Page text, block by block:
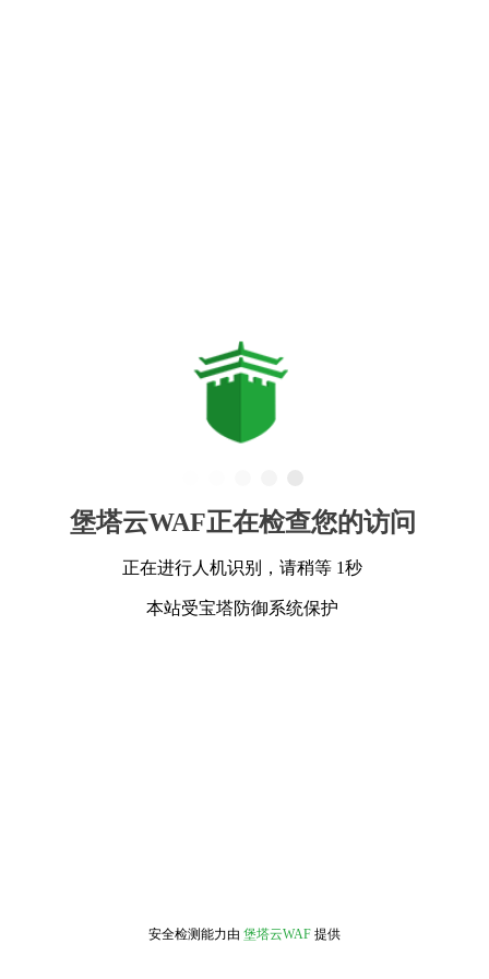
堡塔云WAF正在检查您的访问
正在进行人机识别，请稍等 1秒
本站受宝塔防御系统保护
安全检测能力由 堡塔云WAF 提供